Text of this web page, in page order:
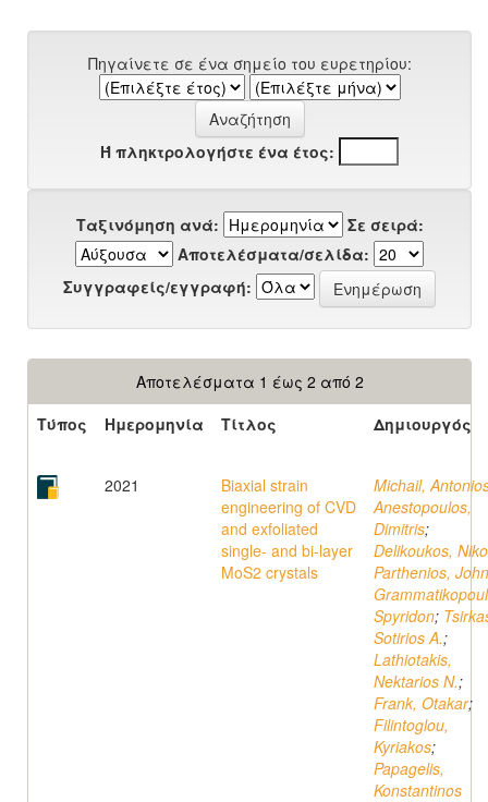
Πηγαίνετε σε ένα σημείο του ευρετηρίου:
Ή πληκτρολογήστε ένα έτος:
Ταξινόμηση ανά:
Σε σειρά:
Αποτελέσματα/σελίδα:
Συγγραφείς/εγγραφή:
Αποτελέσματα 1 έως 2 από 2
Τύπος
Ημερομηνία Τίτλος Δημιουργός
2021
Biaxial strain
engineering of CVD
and exfoliated
single- and bi-layer
MoS2 crystals
Michail,
Anestopoulos,
Dimitris;
Delikoukos,
Parthenios, John
Spyridon;
Sotirios A.;
Lathiotakis,
Nektarios N.;
Frank, Otakar;
Filintoglou,
Kyriakos;
Papagelis,
Konstantinos